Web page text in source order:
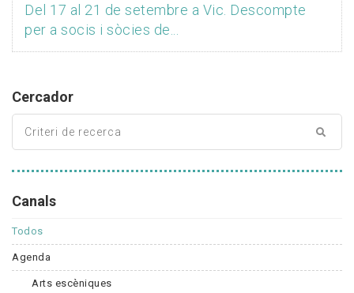
Del 17 al 21 de setembre a Vic. Descompte
per a socis i sòcies de...
Cercador
Canals
Todos
Agenda
Arts escèniques